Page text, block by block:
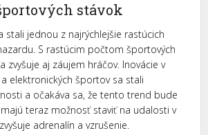
stávok
stali jednou z najrýchlejšie rastúcich
S rastúcim počtom športových
zvyšuje aj záujem hráčov. Inovácie v
elektronických športov sa stali
a očakáva sa, že tento trend bude
teraz možnosť staviť na udalosti v
adrenalín a vzrušenie.